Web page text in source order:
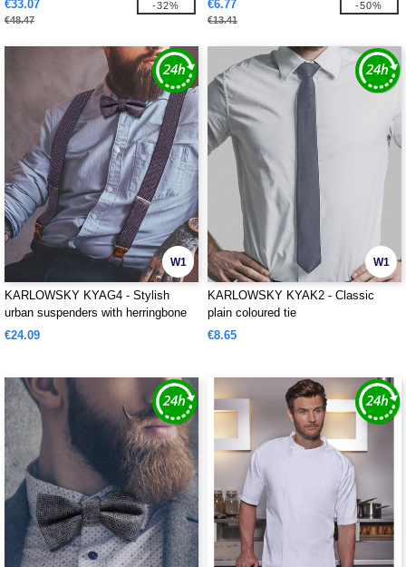
€33.07
€48.47
-32% €6.77
€13.41
-50%
W1
KARLOWSKY KYAG4 - Stylish
urban suspenders with herringbone
pattern
€24.09
W1
KARLOWSKY KYAK2 - Classic
plain coloured tie
€8.65